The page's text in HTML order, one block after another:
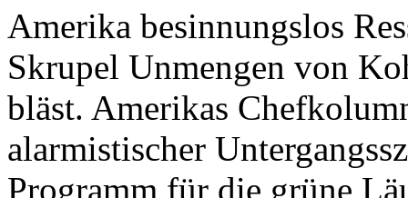
Amerika besinnungslos
Skrupel Unmengen von
bläst. Amerikas
alarmistischer
Programm für die grüne